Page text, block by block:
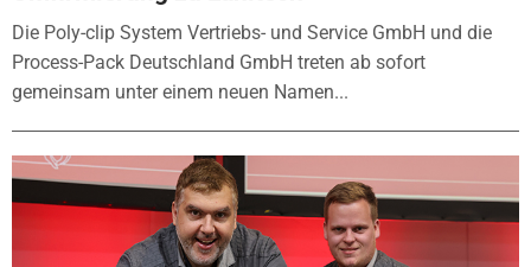
Die Poly-clip System Vertriebs- und Service GmbH und die
Process-Pack Deutschland GmbH treten ab sofort
gemeinsam unter einem neuen Namen...